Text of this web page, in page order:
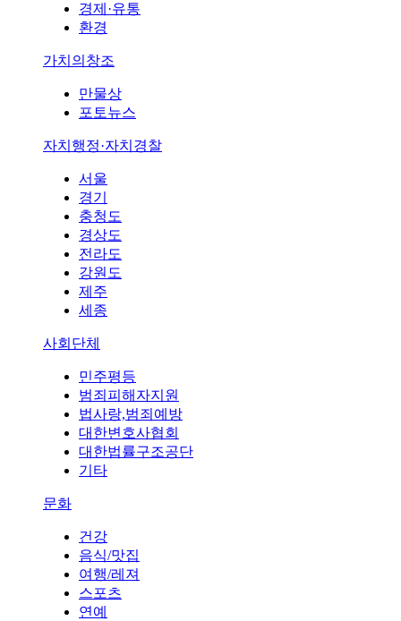
경제·유통
환경
가치의창조
만물상
포토뉴스
자치행정·자치경찰
서울
경기
충청도
경상도
전라도
강원도
제주
세종
사회단체
민주평등
범죄피해자지원
법사랑,범죄예방
대한변호사협회
대한법률구조공단
기타
문화
건강
음식/맛집
여행/레져
스포츠
연예